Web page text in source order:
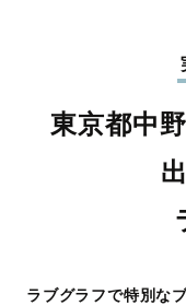
東京都中
ラブグラフで特別な